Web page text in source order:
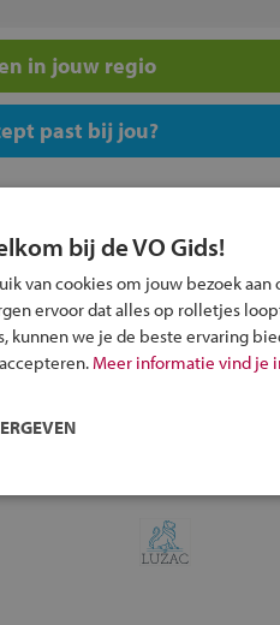
in jouw regio
past bij jou?
Alle
een
bij de VO Gids!
van cookies om jouw bezoek
ervoor dat alles op rolletjes
kunnen we je de beste ervaring
Meer informatie vind je